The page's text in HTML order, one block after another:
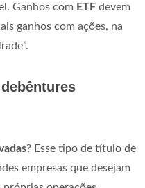
Ganhos com ETF devem
ganhos com ações, na
? Esse tipo de título de
empresas que desejam